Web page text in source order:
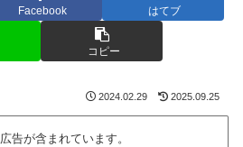
Facebook はてブ
コピー
2024.02.29 2025.09.25
告が含まれています。